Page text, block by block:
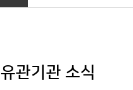
유관기관 소식